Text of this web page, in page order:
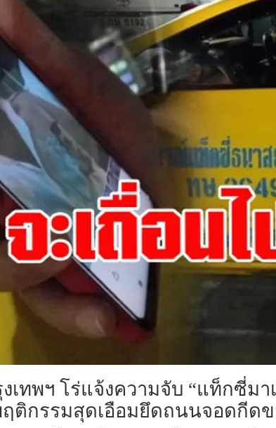
เทพฯ โร่แจ้งความจับ “แท็กซี่ม
ติกรรมสุดเอือมยึดถนนจอดกีดข